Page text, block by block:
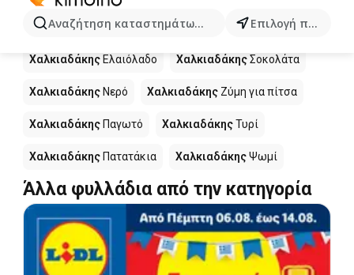
Αναζήτηση καταστημάτων, κατηγοριών, προϊόντων...
Επιλογή πόλης
Άλλα προϊόντα στα καταστήματα
Χαλκιαδάκης
Χαλκιαδάκης Ελαιόλαδο ΧαλκιαδάκηςΣοκολάτα
Χαλκιαδάκης Νερό Χαλκιαδάκης Ζύμη για πίτσα
Χαλκιαδάκης Παγωτό ΧαλκιαδάκηςΤυρί
Χαλκιαδάκης Πατατάκια ΧαλκιαδάκηςΨωμί
Άλλα φυλλάδια από την κατηγορία